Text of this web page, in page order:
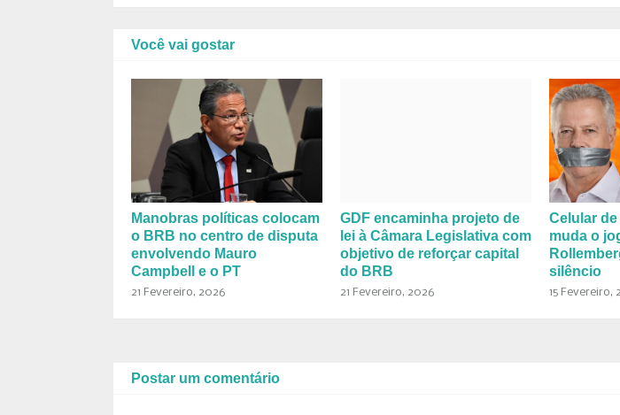
Você vai gostar
Manobras políticas colocam
o BRB no centro de disputa
envolvendo Mauro
Campbell e o PT
21 Fevereiro, 2026
GDF encaminha projeto de
lei à Câmara Legislativa com
objetivo de reforçar capital
do BRB
21 Fevereiro, 2026
Celular
muda o
silêncio
15 Fevereiro,
Postar um comentário